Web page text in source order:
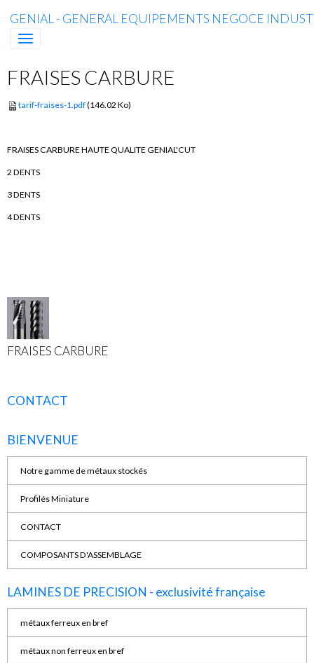
GENIAL - GENERAL EQUIPEMENTS NEGOCE
FRAISES CARBURE
tarif-fraises-1.pdf(146.02 Ko)
FRAISES CARBURE HAUTE QUALITE GENIAL'CUT
2 DENTS
3 DENTS
4 DENTS
FRAISES CARBURE
CONTACT
BIENVENUE
Notre gamme de métaux stockés
Profilés Miniature
CONTACT
COMPOSANTS D'ASSEMBLAGE
LAMINES DE PRECISION - exclusivité française
métaux ferreux en bref
métaux non ferreux en bref